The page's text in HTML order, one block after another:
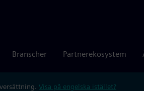
Branscher Partnerekosystem
Visa på engelska istället?